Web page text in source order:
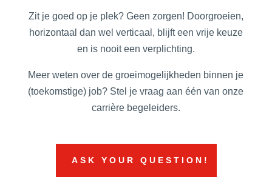
Zit je goed op je plek? Geen zorgen! Doorgroeien,
horizontaal dan wel verticaal, blijft een vrije keuze
en is nooit een verplichting.
Meer weten over de groeimogelijkheden binnen je
(toekomstige) job? Stel je vraag aan één van onze
carrière begeleiders.
ASK YOUR QUESTION!